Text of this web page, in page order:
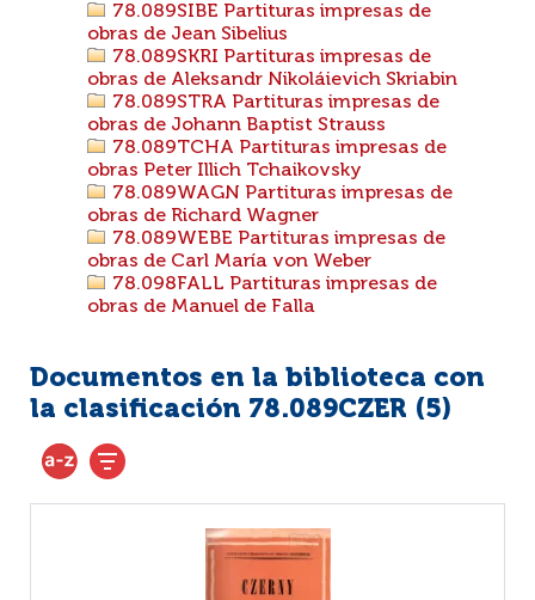
78.089SIBE Partituras impresas de
obras de Jean Sibelius
78.089SKRI Partituras impresas de
obras de Aleksandr Nikoláievich Skriabin
78.089STRA Partituras impresas de
obras de Johann Baptist Strauss
78.089TCHA Partituras impresas de
obras Peter Illich Tchaikovsky
78.089WAGN Partituras impresas de
obras de Richard Wagner
78.089WEBE Partituras impresas de
obras de Carl María von Weber
78.098FALL Partituras impresas de
obras de Manuel de Falla
Documentos en la biblioteca con
la clasificación 78.089CZER (5)